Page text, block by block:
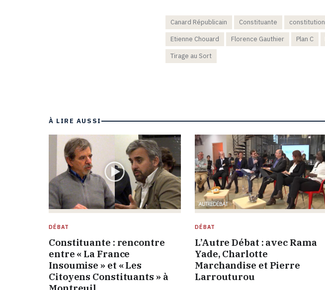
Canard Républicain Constituante constitution
Etienne Chouard
Florence Gauthier Plan C
Tirage au Sort
À LIRE AUSSI
DÉBAT
Constituante : rencontre
entre « La France
Insoumise » et « Les
Citoyens Constituants » à
DÉBAT
L’Autre Débat : avec Rama
Yade, Charlotte
Marchandise et Pierre
Larrouturou